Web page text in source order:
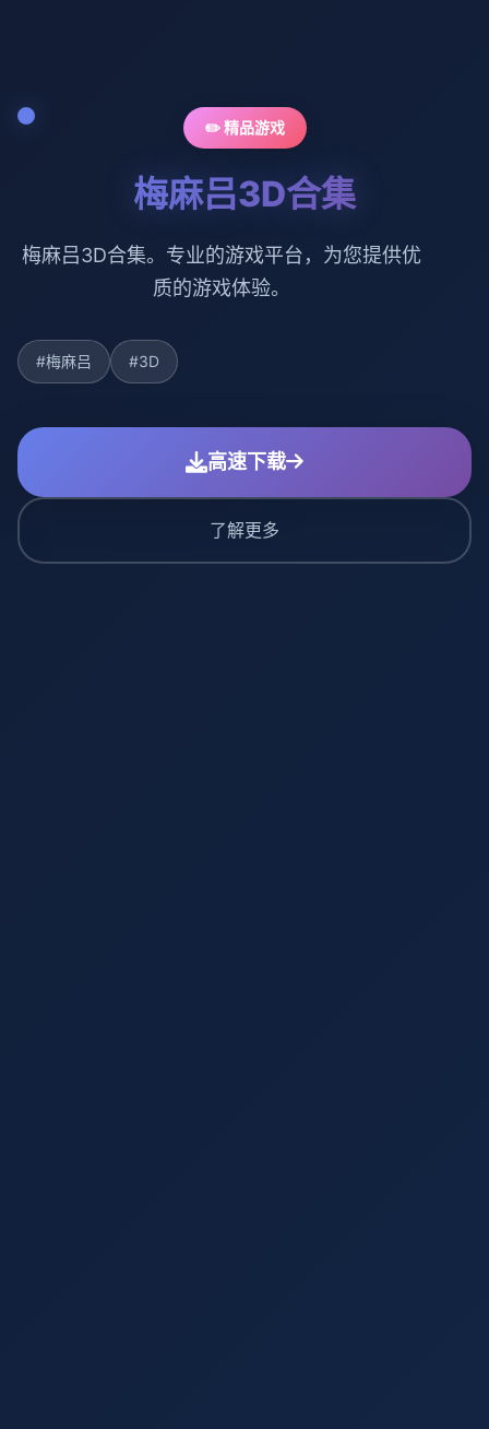
✏️ 精品游戏
梅麻吕3D合集
梅麻吕3D合集。专业的游戏平台，为您提供优
质的游戏体验。
#梅麻吕 #3D
高速下载
了解更多